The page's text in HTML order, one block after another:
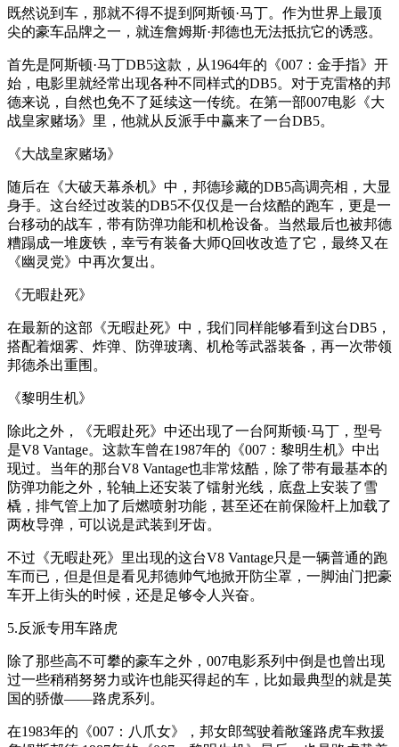
既然说到车，那就不得不提到阿斯顿·马丁。作为世界上最顶
尖的豪车品牌之一，就连詹姆斯·邦德也无法抵抗它的诱惑。
首先是阿斯顿·马丁DB5这款，从1964年的《007：金手指》开
始，电影里就经常出现各种不同样式的DB5。对于克雷格的邦
德来说，自然也免不了延续这一传统。在第一部007电影《大
战皇家赌场》里，他就从反派手中赢来了一台DB5。
《大战皇家赌场》
随后在《大破天幕杀机》中，邦德珍藏的DB5高调亮相，大显
身手。这台经过改装的DB5不仅仅是一台炫酷的跑车，更是一
台移动的战车，带有防弹功能和机枪设备。当然最后也被邦德
糟蹋成一堆废铁，幸亏有装备大师Q回收改造了它，最终又在
《幽灵党》中再次复出。
《无暇赴死》
在最新的这部《无暇赴死》中，我们同样能够看到这台DB5，
搭配着烟雾、炸弹、防弹玻璃、机枪等武器装备，再一次带领
邦德杀出重围。
《黎明生机》
除此之外，《无暇赴死》中还出现了一台阿斯顿·马丁，型号
是V8 Vantage。这款车曾在1987年的《007：黎明生机》中出
现过。当年的那台V8 Vantage也非常炫酷，除了带有最基本的
防弹功能之外，轮轴上还安装了镭射光线，底盘上安装了雪
橇，排气管上加了后燃喷射功能，甚至还在前保险杆上加载了
两枚导弹，可以说是武装到牙齿。
不过《无暇赴死》里出现的这台V8 Vantage只是一辆普通的跑
车而已，但是但是看见邦德帅气地掀开防尘罩，一脚油门把豪
车开上街头的时候，还是足够令人兴奋。
5.反派专用车路虎
除了那些高不可攀的豪车之外，007电影系列中倒是也曾出现
过一些稍稍努努力或许也能买得起的车，比如最典型的就是英
国的骄傲——路虎系列。
在1983年的《007：八爪女》，邦女郎驾驶着敞篷路虎车救援